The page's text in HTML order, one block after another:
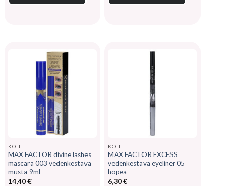
KOTI
MAX FACTOR divine lashes
mascara 003 vedenkestävä
musta 9ml
14,40€
KOTI
MAX FACTOR EXCESS
vedenkestävä eyeliner 05
hopea
6,30€